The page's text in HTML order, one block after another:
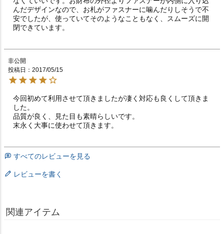
んだデザインなので、お札がファスナーに噛んだりしそうで不
安でしたが、使っていてそのようなこともなく、スムーズに開
閉できています。
非公開
投稿日
2017/05/15
今回初めて利用させて頂きましたが凄く対応も良くして頂きま
した。
品質が良く、見た目も素晴らしいです。
末永く大事に使わせて頂きます。
すべてのレビューを見る
レビューを書く
関連アイテム